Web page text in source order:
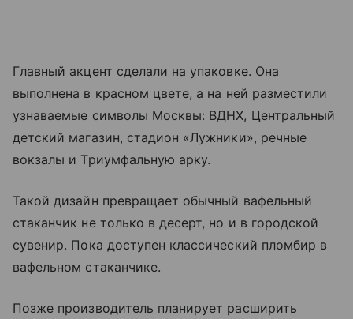
Главный акцент сделали на упаковке. Она
выполнена в красном цвете, а на ней разместили
узнаваемые символы Москвы: ВДНХ, Центральный
детский магазин, стадион «Лужники», речные
вокзалы и Триумфальную арку.
Такой дизайн превращает обычный вафельный
стаканчик не только в десерт, но и в городской
сувенир. Пока доступен классический пломбир в
вафельном стаканчике.
Позже производитель планирует расширить